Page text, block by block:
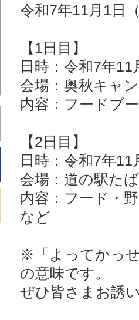
令和7年11月1日
【1日目】
日時：令和7年
会場：奥秋キャ
内容：フードブ
【2日目】
日時：令和7年
会場：道の駅た
内容：フード・
など
※「よってかっ
の意味です。
ぜひ皆さまお誘